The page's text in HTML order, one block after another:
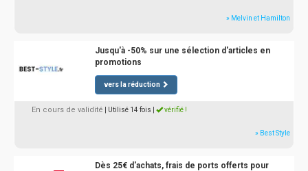
» Melvin et Hamilton
Jusqu'à -50% sur une sélection d'articles en
promotions
vers la réduction
En cours de validité | Utilisé 14 fois vérifié !
» Best Style
Dès 25€ d'achats, frais de ports offerts pour